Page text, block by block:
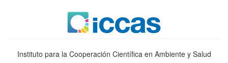
Instituto para la Cooperación Científica en Ambiente y Salud